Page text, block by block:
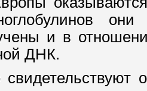
и в
ДНК.